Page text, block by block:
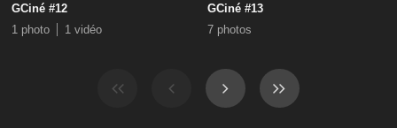
GCiné #12
1 photo
1 vidéo
GCiné #13
7 photos